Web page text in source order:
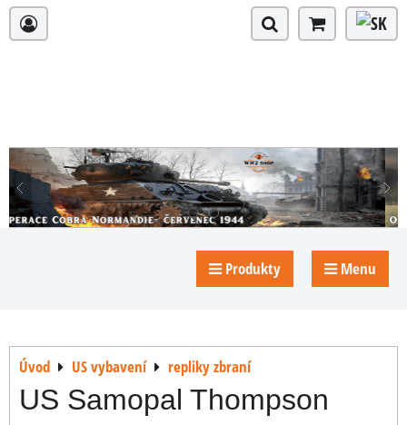
Produkty Menu
Úvod US vybavení repliky zbraní
US Samopal Thompson